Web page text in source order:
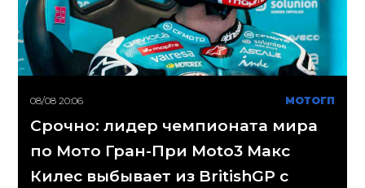
08/08 20:06 МОТОГП
Срочно: лидер чемпионата мира
по Мото Гран-При Moto3 Макс
Килес выбывает из BritishGP с